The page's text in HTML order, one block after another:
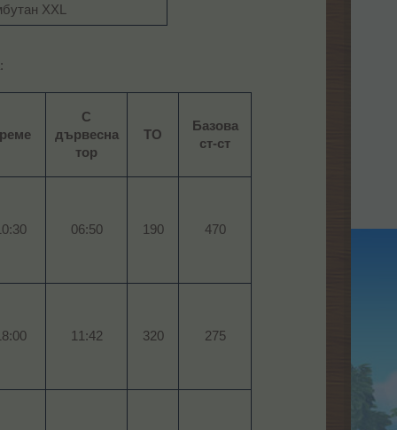
XXL​
С
дървесна
тор
ТО
Базова
ст-ст
06:50​ 190​ 470​
11:42​ 320​ 275​